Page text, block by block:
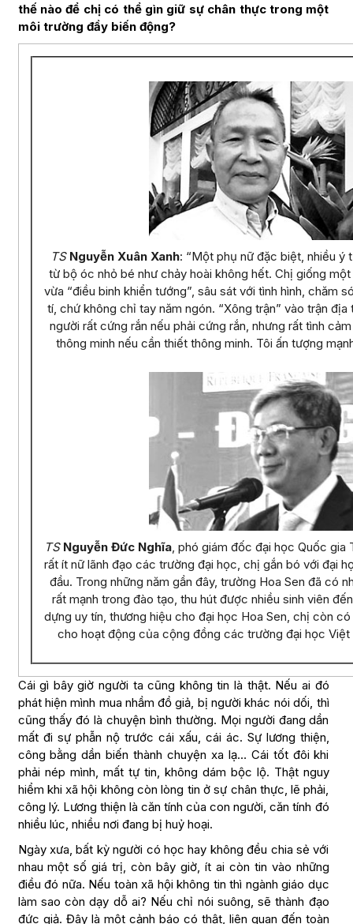
thế nào để chị có thể gìn giữ sự chân thực trong một
môi trường đầy biến động?
TS Nguyễn Xuân Xanh: “Một phụ nữ đặc biệt, nhiều ý
từ bộ óc nhỏ bé như chảy hoài không hết. Chị giống
vừa “điều binh khiển tướng”, sâu sát với tình hình, chăm
tí, chứ không chỉ tay năm ngón. “Xông trận” vào trận
người rất cứng rắn nếu phải cứng rắn, nhưng rất tình
thông minh nếu cần thiết thông minh. Tôi ấn tượng
TS Nguyễn Đức Nghĩa, phó giám đốc đại học Quốc gia
rất ít nữ lãnh đạo các trường đại học, chị gắn bó với đại
đầu. Trong những năm gần đây, trường Hoa Sen đã có
rất mạnh trong đào tạo, thu hút được nhiều sinh viên
dựng uy tín, thương hiệu cho đại học Hoa Sen, chị còn
cho hoạt động của cộng đồng các trường đại học Việt
Cái gì bây giờ người ta cũng không tin là thật. Nếu ai đó
phát hiện mình mua nhầm đồ giả, bị người khác nói dối, thì
cũng thấy đó là chuyện bình thường. Mọi người đang dần
mất đi sự phẫn nộ trước cái xấu, cái ác. Sự lương thiện,
công bằng dần biến thành chuyện xa lạ… Cái tốt đôi khi
phải nép mình, mất tự tin, không dám bộc lộ. Thật nguy
hiểm khi xã hội không còn lòng tin ở sự chân thực, lẽ phải,
công lý. Lương thiện là căn tính của con người, căn tính đó
nhiều lúc, nhiều nơi đang bị huỷ hoại.
Ngày xưa, bất kỳ người có học hay không đều chia sẻ với
nhau một số giá trị, còn bây giờ, ít ai còn tin vào những
điều đó nữa. Nếu toàn xã hội không tin thì ngành giáo dục
làm sao còn dạy dỗ ai? Nếu chỉ nói suông, sẽ thành đạo
đức giả. Đây là một cảnh báo có thật, liên quan đến toàn